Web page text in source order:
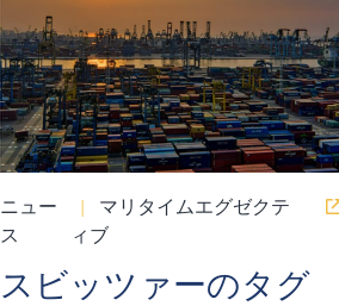
ニュー
ス
|
マリタイムエグゼクテ
ィブ
スビッツァーのタグ